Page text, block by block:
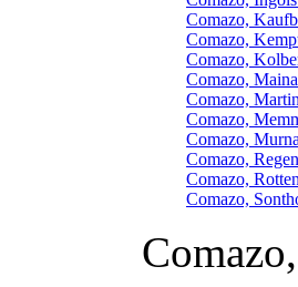
Comazo,
Comazo,
Comazo,
Comazo,
Comazo,
Comazo,
Comazo,
Comazo,
Comazo,
Comazo,